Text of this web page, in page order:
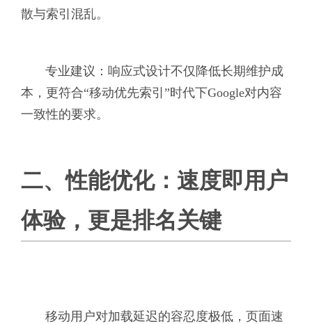
散与索引混乱。
专业建议：响应式设计不仅降低长期维护成
本，更符合“移动优先索引”时代下Google对内容
一致性的要求。
二、性能优化：速度即用户
体验，更是排名关键
移动用户对加载延迟的容忍度极低，页面速